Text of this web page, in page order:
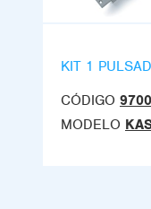
KIT 1
CÓDIGO
MODELO